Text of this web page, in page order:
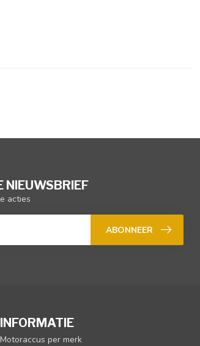
NIEUWSBRIEF
acties
ABONNEER
INFORMATIE
Motoraccus per merk